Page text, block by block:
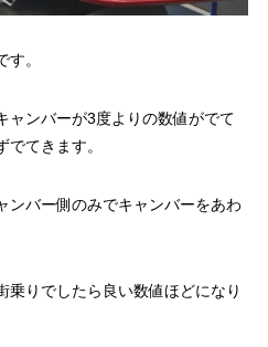
。
ャンバーが3度よりの数値がでて
てきます。
ンバー側のみでキャンバーをあわ
乗りでしたら良い数値ほどになり